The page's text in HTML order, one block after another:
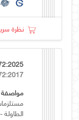
نظرة
مواصفة